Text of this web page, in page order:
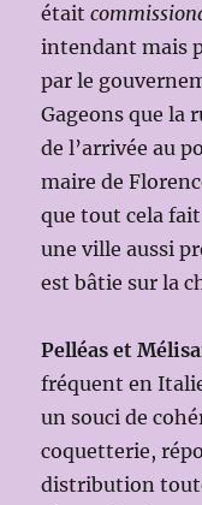
était
intendant mais
par le
Gageons que la
de l’arrivée au
maire de
que tout cela
une ville aussi
est bâtie sur la
Pelléas et
fréquent en
un souci de
coquetterie,
distribution